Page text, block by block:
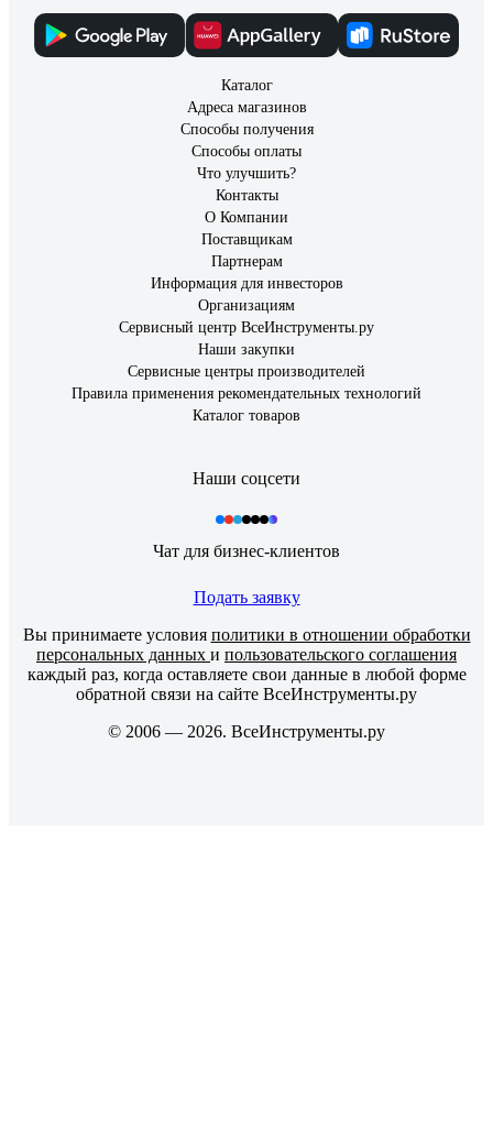
Каталог
Адреса магазинов
Способы получения
Способы оплаты
Что улучшить?
Контакты
О Компании
Поставщикам
Партнерам
Информация для инвесторов
Организациям
Сервисный центр ВсеИнструменты.ру
Наши закупки
Сервисные центры производителей
Правила применения рекомендательных технологий
Каталог товаров
Наши соцсети
Чат для бизнес-клиентов
Подать заявку
Вы принимаете условия политики в отношении обработки
персональных данных и пользовательского соглашения
каждый раз, когда оставляете свои данные в любой форме
обратной связи на сайте ВсеИнструменты.ру
© 2006 — 2026. ВсеИнструменты.ру